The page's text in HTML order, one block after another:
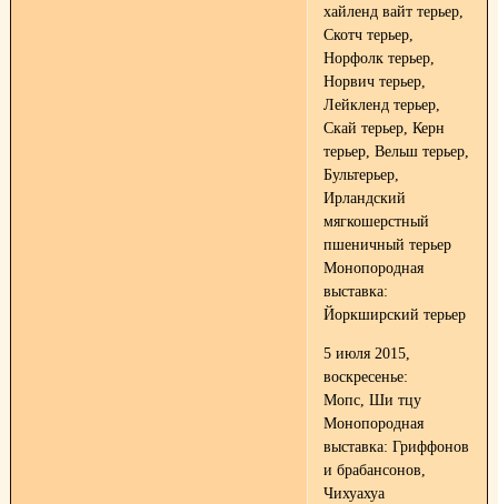
хайленд вайт терьер,
Скотч терьер,
Норфолк терьер,
Норвич терьер,
Лейкленд терьер,
Скай терьер, Керн
терьер, Вельш терьер,
Бультерьер,
Ирландский
мягкошерстный
пшеничный терьер
Монопородная
выставка:
Йоркширский терьер
5 июля 2015,
воскресенье:
Мопс, Ши тцу
Монопородная
выставка: Гриффонов
и брабансонов,
Чихуахуа